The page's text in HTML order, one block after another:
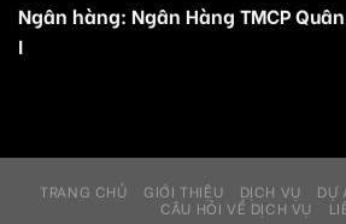
Ngân hàng: Ngân Hàng TMCP
I
TRANG CHỦ GIỚI THIỆU DỊCH VỤ DỰ
CÂU HỎI VỀ DỊCH VỤ